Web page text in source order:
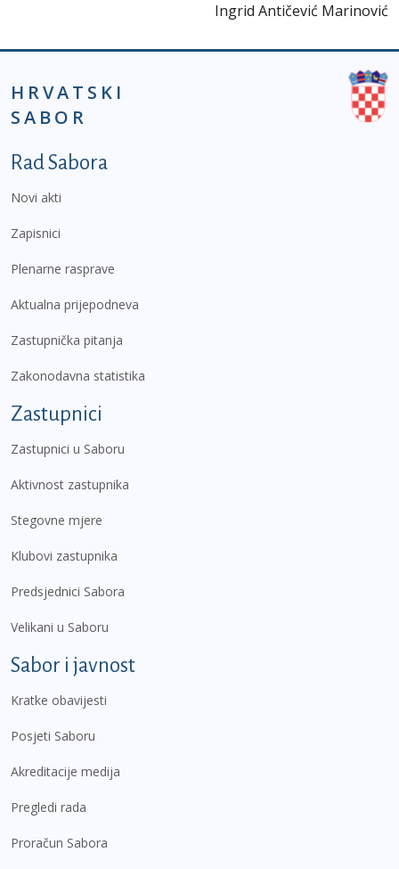
Ingrid Antičević Marinović
HRVATSKI
SABOR
Podnožje prvi izbornik
Rad Sabora
Novi akti
Zapisnici
Plenarne rasprave
Aktualna prijepodneva
Zastupnička pitanja
Zakonodavna statistika
Zastupnici
Zastupnici u Saboru
Aktivnost zastupnika
Stegovne mjere
Klubovi zastupnika
Predsjednici Sabora
Velikani u Saboru
Sabor i javnost
Kratke obavijesti
Posjeti Saboru
Akreditacije medija
Pregledi rada
Proračun Sabora